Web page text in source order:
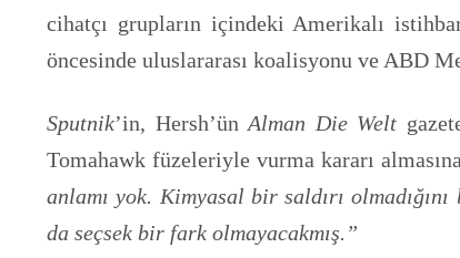
cihatçı grupların içindeki Amerikalı
öncesinde uluslararası koalisyonu ve ABD
Sputnik’in, Hersh’ünAlman Die Welt
Tomahawk füzeleriyle vurma kararı
anlamı yok. Kimyasal bir saldırı
da seçsek bir fark olmayacakmış.”